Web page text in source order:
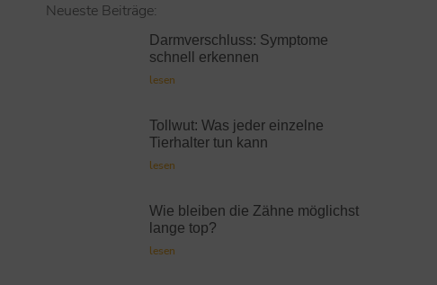
Neueste Beiträge:
Darmverschluss: Symptome
schnell erkennen
lesen
Tollwut: Was jeder einzelne
Tierhalter tun kann
lesen
Wie bleiben die Zähne möglichst
lange top?
lesen